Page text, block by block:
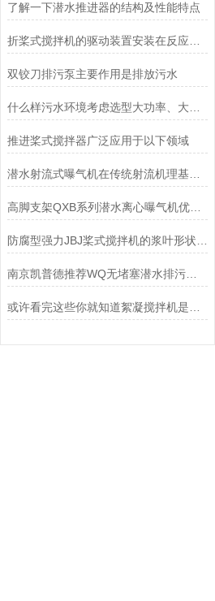
了解一下潜水推进器的结构及性能特点
双铰刀排污泵主要作用是排放污水
推进桨式搅拌器广泛应用于以下领域
潜水射流式曝气机在传统射流机理基础上融合了先进的散流技术
高脚支架QXB系列潜水离心曝气机优势-南京凯普德
南京凯普德推荐WQ无堵塞潜水排污泵，大流量、高扬程选型条件和注意事项